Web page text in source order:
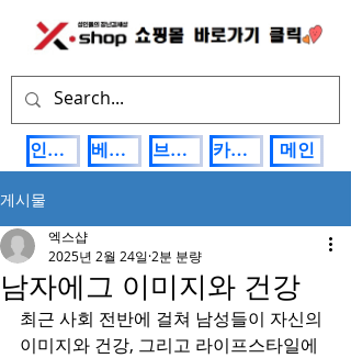
인기상품 베스트제품 브랜드관 카테고리 메인
게시물
남자에그 이미지와 건강
엑스샵
2025년 2월 24일 2분 분량
최근 사회 전반에 걸쳐 남성들이 자신의
이미지와 건강, 그리고 라이프스타일에